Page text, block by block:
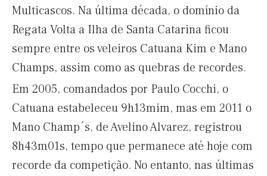
Multicascos. Na última década, o domínio da
Regata Volta a Ilha de Santa Catarina ficou
sempre entre os veleiros Catuana Kim e Mano
Champs, assim como as quebras de recordes.
Em 2005, comandados por Paulo Cocchi, o
Catuana estabeleceu 9h13mim, mas em 2011 o
Mano Champ´s, de Avelino Alvarez, registrou
8h43m01s, tempo que permanece até hoje com
recorde da competição. No entanto, nas últimas